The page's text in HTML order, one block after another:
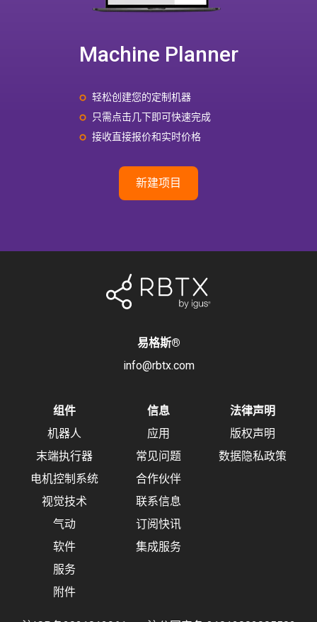
Machine Planner
轻松创建您的定制机器
只需点击几下即可快速完成
接收直接报价和实时价格
新建项目
易格斯®
info@rbtx.com
组件
机器人
末端执行器
电机控制系统
视觉技术
气动
软件
服务
附件
信息
应用
常见问题
合作伙伴
联系信息
订阅快讯
集成服务
法律声明
版权声明
数据隐私政策